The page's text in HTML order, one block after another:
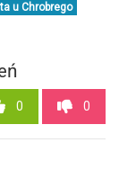
u Chrobrego
0 0